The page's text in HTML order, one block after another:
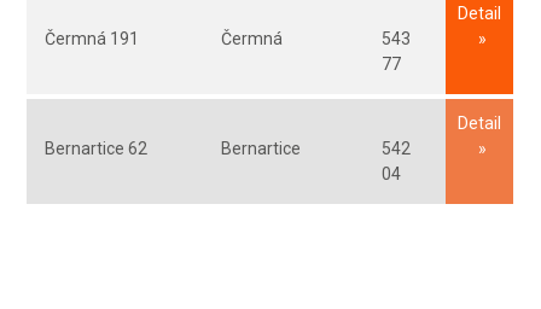
Čermná 191 Čermná
543
77
Detail
Bernartice 62 Bernartice
542
04
Detail